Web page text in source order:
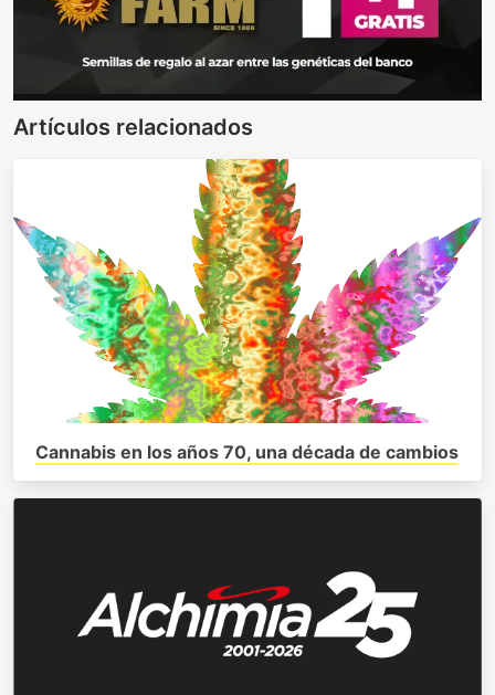
Artículos relacionados
Cannabis en los años 70, una década de cambios